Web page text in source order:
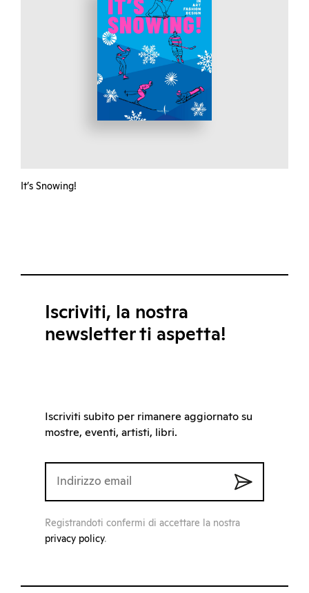
It’s Snowing!
Iscriviti, la nostra
newsletter ti aspetta!
Iscriviti subito per rimanere aggiornato su
mostre, eventi, artisti, libri.
Registrandoti confermi di accettare la nostra
privacy policy.